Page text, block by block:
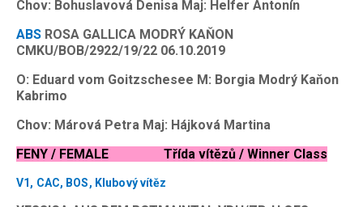
Chov: Bohuslavová Denisa Maj: Helfer Antonín
ABS ROSA GALLICA MODRÝ KAŇON
CMKU/BOB/2922/19/22 06.10.2019
O: Eduard vom Goitzschesee M: Borgia Modrý Kaňon
Kabrimo
Chov: Márová Petra Maj: Hájková Martina
FENY / FEMALE Třída vítězů / Winner Class
V1, CAC, BOS, Klubový vítěz